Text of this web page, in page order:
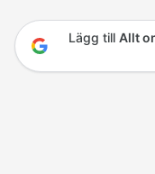
Lägg till Allt